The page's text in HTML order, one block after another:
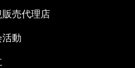
販売代理店
動